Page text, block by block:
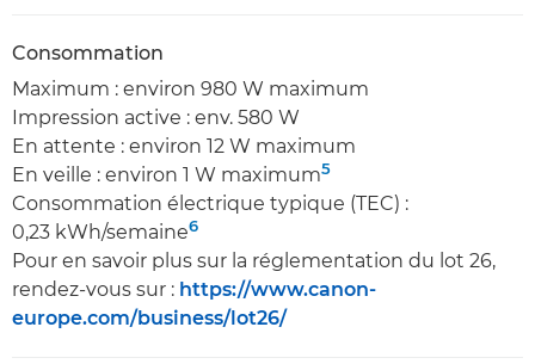
Consommation
Maximum : environ 980 W maximum
Impression active : env. 580 W
En attente : environ 12 W maximum
En veille : environ 1 W maximum5
Consommation électrique typique (TEC) :
0,23 kWh/semaine6
Pour en savoir plus sur la réglementation du lot 26,
rendez-vous sur : https://www.canon-
europe.com/business/lot26/